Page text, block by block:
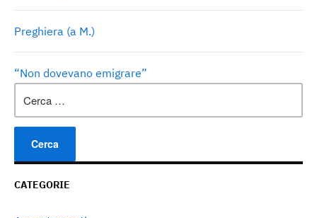
Preghiera (a M.)
“Non dovevano emigrare”
per:
CATEGORIE